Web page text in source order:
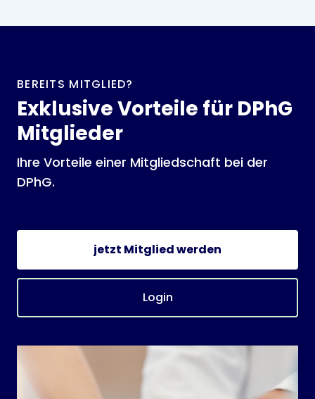
BEREITS MITGLIED?
Exklusive Vorteile für DPhG
Mitglieder
Ihre Vorteile einer Mitgliedschaft bei der
DPhG.
jetzt Mitglied werden
Login